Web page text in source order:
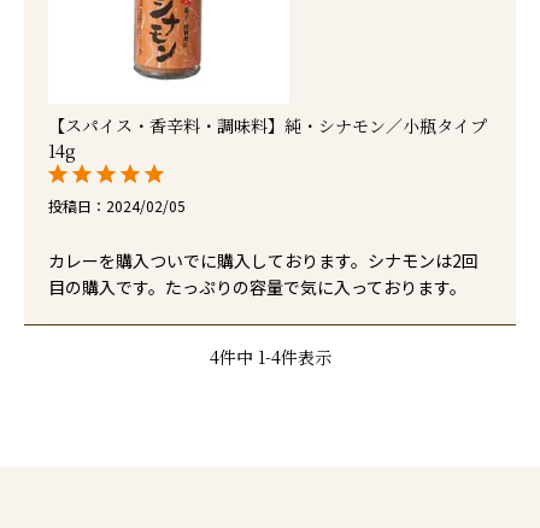
【スパイス・香辛料・調味料】純・シナモン／小瓶タイプ
14g
投稿日 2024/02/05
カレーを購入ついでに購入しております。シナモンは2回
目の購入です。たっぷりの容量で気に入っております。
4件中 1-4件表示